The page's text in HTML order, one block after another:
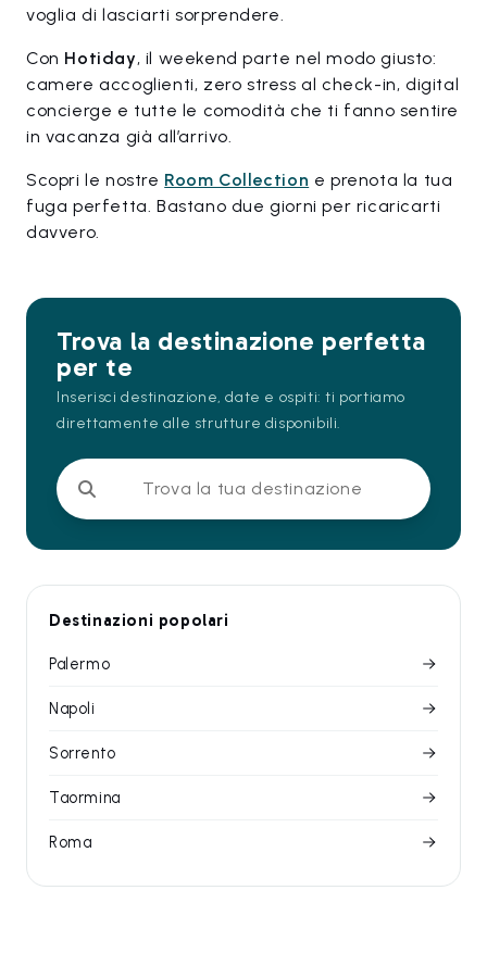
voglia di lasciarti sorprendere.
Con Hotiday, il weekend parte nel modo giusto:
camere accoglienti, zero stress al check-in, digital
concierge e tutte le comodità che ti fanno sentire
in vacanza già all’arrivo.
Scopri le nostre Room Collection e prenota la tua
fuga perfetta. Bastano due giorni per ricaricarti
davvero.
Trova la destinazione perfetta
per te
Inserisci destinazione, date e ospiti: ti portiamo
direttamente alle strutture disponibili.
Trova la tua destinazione
Destinazioni popolari
Palermo
Napoli
Sorrento
Taormina
Roma